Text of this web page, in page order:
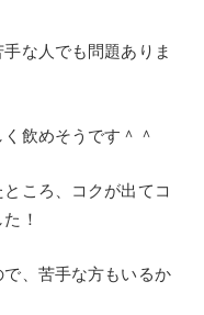
な人でも問題ありま
飲めそうです＾＾
ころ、コクが出てコ
！
、苦手な方もいるか